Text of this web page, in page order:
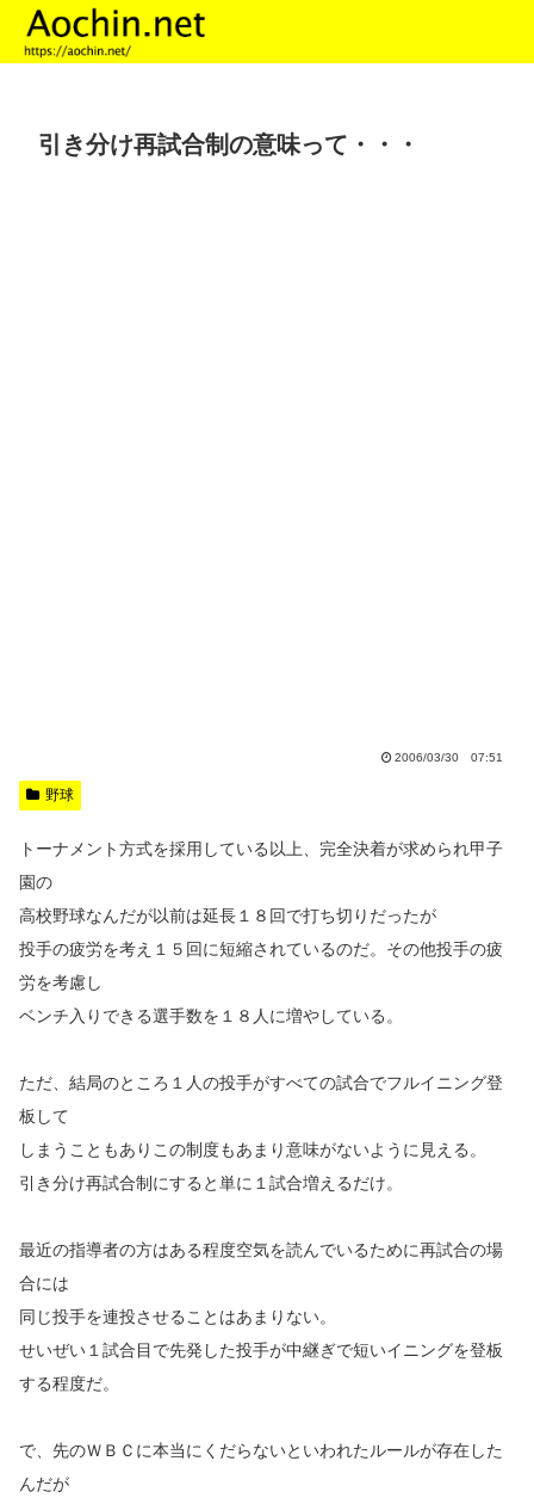
引き分け再試合制の意味って・・・
2006/03/30 07:51
野球
トーナメント方式を採用している以上、完全決着が求められ甲子
園の
高校野球なんだが以前は延長１８回で打ち切りだったが
投手の疲労を考え１５回に短縮されているのだ。その他投手の疲
労を考慮し
ベンチ入りできる選手数を１８人に増やしている。
ただ、結局のところ１人の投手がすべての試合でフルイニング登
板して
しまうこともありこの制度もあまり意味がないように見える。
引き分け再試合制にすると単に１試合増えるだけ。
最近の指導者の方はある程度空気を読んでいるために再試合の場
合には
同じ投手を連投させることはあまりない。
せいぜい１試合目で先発した投手が中継ぎで短いイニングを登板
する程度だ。
で、先のＷＢＣに本当にくだらないといわれたルールが存在した
んだが